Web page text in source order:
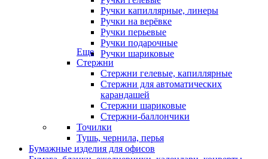
Ручки капиллярные, линеры
Ручки на верёвке
Ручки перьевые
Ручки подарочные
Ручки шариковые
Еще
Стержни
Стержни гелевые, капиллярные
Стержни для автоматических
карандашей
Стержни шариковые
Стержни-баллончики
Точилки
Тушь, чернила, перья
Бумажные изделия для офисов